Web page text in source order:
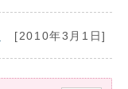
[2010年3月1日]